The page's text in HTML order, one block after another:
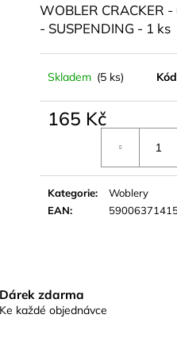
WOBLER CRACKER
- SUSPENDING - 1 ks
Skladem (5 ks)
165 Kč
Kategorie:
Woblery
EAN:
Dárek zdarma
Ke každé objednávce
SMĚS RICHARDKA